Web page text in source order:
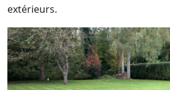
extérieurs.